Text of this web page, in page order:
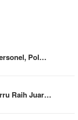
Pol…
Raih Juar…